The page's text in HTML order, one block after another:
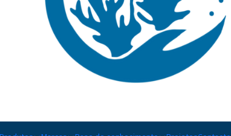
Adicionar à lista
Mostrar stock
Nível de Cuidados: